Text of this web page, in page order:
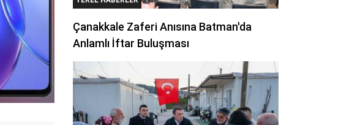
Çanakkale Zaferi Anısına Batman'da
Anlamlı İftar Buluşması